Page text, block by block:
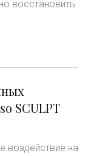
восстановить
SCULPT
воздействие на